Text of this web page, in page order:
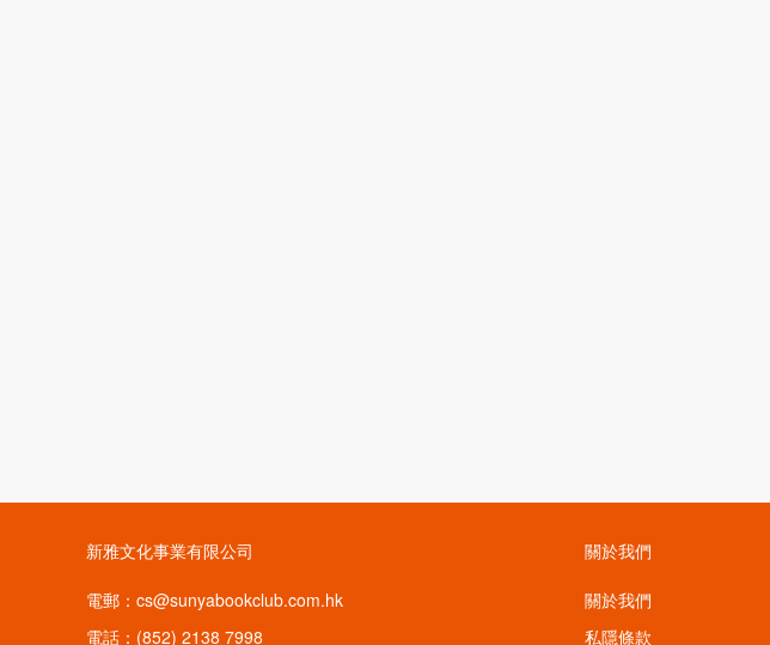
新雅文化事業有限公司
電郵：cs@sunyabookclub.com.hk
電話：(852) 2138 7998
關於我們
關於我們
私隱條款